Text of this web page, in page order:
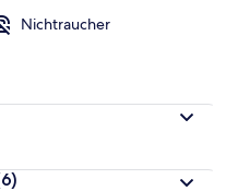
Nichtraucher